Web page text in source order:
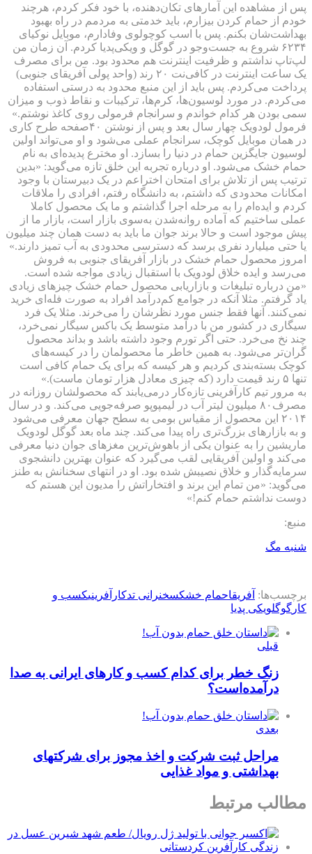
پس از مشاهده این آمارهای تکان‌دهنده، با خود فکر کردم، هرچند
خودم از حمام کردن بیزارم، باید خدمتی به مردمم در راه بهبود
بهداشت‌شان بکنم. پس با اسب کوچولوی وفادارم، موبایل نوکیای
۶۲۳۴ شروع به جست‌وجو در گوگل و ویکی‌پدیا کردم. آن زمان من
لپ‌تاپ نداشتم و ظرفیت اینترنت هم محدود بود. من برای مصرف
یک ساعت اینترنت در کافی‌نت ۲۰ رند (واحد پولی آفریقای جنوبی)
پرداخت می‌کردم. پس باید از این منبع محدود به درستی استفاده
می‌کردم. در مورد لوسیون‌ها، کرم‌ها، ترکیبات و نقاط ذوب و میزان
سمی بودن هر کدام خواندم و سرانجام فرمولی روی کاغذ نوشتم.»
فرمول لودویک چهار سال بعد و پس از نوشتن ۴۰صفحه طرح کاری
در همان موبایل کوچک، سرانجام عملی می‌شود و او می‌تواند اولین
لوسیون جایگزین حمام در دنیا را بسازد. او مخترع پدیده‌ای به نام
حمام خشک می‌شود. او درباره تجربه این خلق تازه می‌گوید: «بدین
ترتیب پس از تلاش برای امتحان اختراعم در یک دبیرستان با وجود
امکانات محدودی که داشتم، به دانشگاه رفتم، افرادی را ملاقات
کردم و ایده‌ام را به مرحله اجرا گذاشتم و ما یک محصول کاملا
عملی ساختیم که آماده روانه‌شدن به‌سوی بازار است، بازار ما از
پیش موجود است و حالا برند جوان ما باید به دست همان چند میلیون
یا حتی میلیارد نفری برسد که دسترسی محدودی به آب تمیز دارند.»
امروز محصول حمام خشک در بازار آفریقای جنوبی به فروش
می‌رسد و ایده خلاق لودویک با استقبال زیادی مواجه شده است.
«‌من درباره تبلیغات و بازار‌یابی محصول حمام خشک چیزهای زیادی
یاد گرفتم. مثلا آنکه در جوامع کم‌درآمد افراد به صورت فله‌ای خرید
نمی‌کنند. آنها فقط جنس مورد نظرشان را می‌خرند. مثلا یک فرد
سیگاری در کشور من با درآمد متوسط یک باکس سیگار نمی‌خرد،
چند نخ می‌خرد. حتی اگر تورم وجود داشته باشد و بداند محصول
گران‌تر می‌شود. به همین خاطر ما محصولمان را در کیسه‌های
کوچک بسته‌بندی کردیم و هر کیسه که برای یک حمام کافی است
تنها ۵ رند قیمت دارد (که چیزی معادل هزار تومان ماست).»
به مرور تیم کارآفرینی تازه‌کار درمی‌یابند که محصولشان روزانه در
مصرف۸۰ میلیون لیتر آب در لیمپوپو صرفه‌جویی می‌کند. و در سال
۲۰۱۴ این محصول از مقیاس بومی به سطح جهان معرفی می‌شود
و به بازارهای بزرگ‌تری راه پیدا می‌کند. چند ماه بعد گوگل لودویک
ماریشین را به عنوان یکی از باهوش‌ترین مغزهای جوان دنیا معرفی
می‌کند و اولین آفریقایی لقب می‌گیرد که عنوان بهترین دانشجوی
سرمایه‌گذار و خلاق نصیبش شده بود‌. او در انتهای سخنانش به طنز
می‌گوید: «من تمام این برند و افتخاراتش را مدیون این هستم که
دوست نداشتم حمام کنم!»
منبع:
شنبه مگ
برچسب‌ها: آفریقاحمام خشکسخنرانی تدکارآفرینیکسب و
کار گوگلویکی پدیا
قبلی
زنگ خطر برای کدام کسب و کارهای ایرانی به صدا
درآمده‌است؟
بعدی
مراحل ثبت شرکت و اخذ مجوز برای شرکتهای
بهداشتی و مواد غذایی
مطالب مرتبط